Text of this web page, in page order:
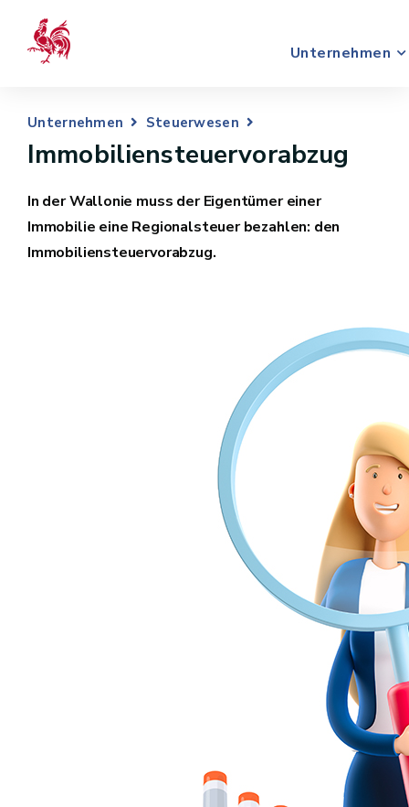
Unternehmen
Unternehmen Steuerwesen
Immobiliensteuervorabzug
In der Wallonie muss der Eigentümer einer
Immobilie eine Regionalsteuer bezahlen: den
Immobiliensteuervorabzug.